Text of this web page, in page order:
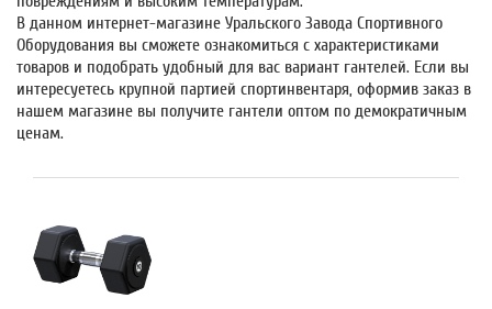
В данном интернет-магазине Уральского Завода Спортивного
Оборудования вы сможете ознакомиться с характеристиками
товаров и подобрать удобный для вас вариант гантелей. Если вы
интересуетесь крупной партией спортинвентаря, оформив заказ в
нашем магазине вы получите гантели оптом по демократичным
ценам.